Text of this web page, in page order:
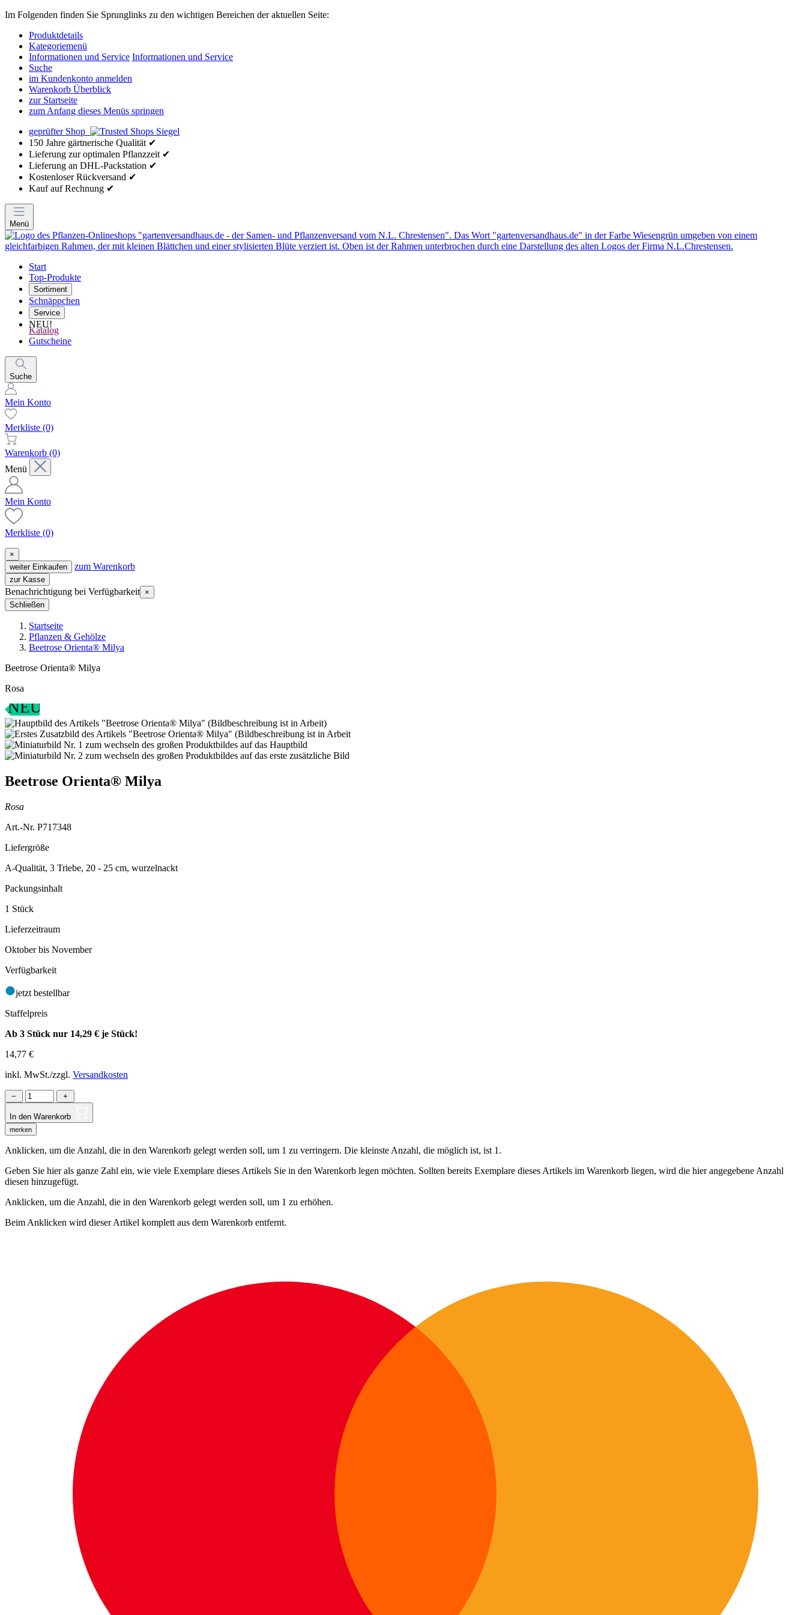
Im Folgenden finden Sie Sprunglinks zu den wichtigen Bereichen der aktuellen Seite:
Produktdetails
Kategoriemenü
Informationen und Service Informationen und Service
Suche
im Kundenkonto anmelden
Warenkorb Überblick
zur Startseite
zum Anfang dieses Menüs springen
geprüfter Shop
150 Jahre gärtnerische Qualität ✔
Lieferung zur optimalen Pflanzzeit ✔
Lieferung an DHL-Packstation ✔
Kostenloser Rückversand ✔
Kauf auf Rechnung ✔
Menü
Start
Top-Produkte
Sortiment
Schnäppchen
Service
NEU!
Katalog
Gutscheine
Suche
Mein Konto
Merkliste (0)
Warenkorb (0)
Menü
Mein Konto
Merkliste (0)
×
weiter Einkaufen
zum Warenkorb
zur Kasse
Benachrichtigung bei Verfügbarkeit ×
Schließen
Startseite
Pflanzen & Gehölze
Beetrose Orienta® Milya
Beetrose Orienta® Milya
Rosa
NEU
Beetrose Orienta® Milya
Rosa
Art.-Nr. P717348
Liefergröße
A-Qualität, 3 Triebe, 20 - 25 cm, wurzelnackt
Packungsinhalt
1 Stück
Lieferzeitraum
Oktober bis November
Verfügbarkeit
jetzt bestellbar
Staffelpreis
Ab 3 Stück nur 14,29 € je Stück!
14,77 €
inkl. MwSt./zzgl. Versandkosten
− +
In den Warenkorb
merken
Anklicken, um die Anzahl, die in den Warenkorb gelegt werden soll, um 1 zu verringern. Die kleinste Anzahl, die möglich ist, ist 1.
Geben Sie hier als ganze Zahl ein, wie viele Exemplare dieses Artikels Sie in den Warenkorb legen möchten. Sollten bereits Exemplare dieses Artikels im Warenkorb liegen, wird die hier angegebene Anzahl
diesen hinzugefügt.
Anklicken, um die Anzahl, die in den Warenkorb gelegt werden soll, um 1 zu erhöhen.
Beim Anklicken wird dieser Artikel komplett aus dem Warenkorb entfernt.